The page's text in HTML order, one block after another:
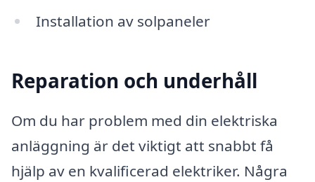
Installation av solpaneler
Reparation och underhåll
Om du har problem med din elektriska
anläggning är det viktigt att snabbt få
hjälp av en kvalificerad elektriker. Några